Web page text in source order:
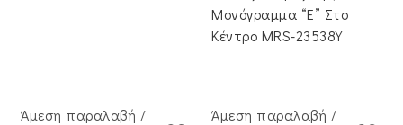
Μονόγραμμα “Ε” Στο
Κέντρο MRS-23538Y
Άμεση παραλαβή /
Άμεση παραλαβή /